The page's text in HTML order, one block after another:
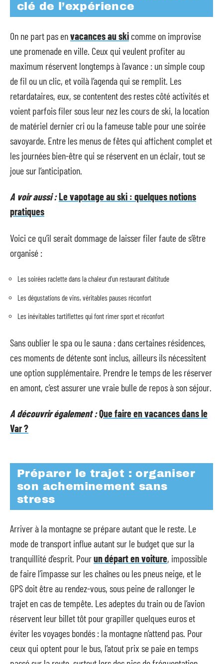
clé de l’expérience
On ne part pas envacances au ski comme on improvise
une promenade en ville. Ceux qui veulent profiter au
maximum réservent longtemps à l’avance : un simple coup
de fil ou un clic, et voilà l’agenda qui se remplit. Les
retardataires, eux, se contentent des restes côté activités et
voient parfois filer sous leur nez les cours de ski, la location
de matériel dernier cri ou la fameuse table pour une soirée
savoyarde. Entre les menus de fêtes qui affichent complet et
les journées bien-être qui se réservent en un éclair, tout se
joue sur l’anticipation.
A voir aussi :Le vapotage au ski : quelques notions
pratiques
Voici ce qu’il serait dommage de laisser filer faute de s’être
organisé :
Les soirées raclette dans la chaleur d’un restaurant d’altitude
Les dégustations de vins, véritables pauses réconfort
Les inévitables tartiflettes qui font rimer sport et réconfort
Sans oublier le spa ou le sauna : dans certaines résidences,
ces moments de détente sont inclus, ailleurs ils nécessitent
une option supplémentaire. Prendre le temps de les réserver
en amont, c’est assurer une vraie bulle de repos à son séjour.
A découvrir également :Que faire en vacances dans le
Var ?
Préparer le trajet : organiser
son acheminement sans
stress
Arriver à la montagne se prépare autant que le reste. Le
mode de transport influe autant sur le budget que sur la
tranquillité d’esprit. Pourun départ en voiture, impossible
de faire l’impasse sur les chaînes ou les pneus neige, et le
GPS doit être au rendez-vous, sous peine de rallonger le
trajet en cas de tempête. Les adeptes du train ou de l’avion
réservent leur billet tôt pour grapiller quelques euros et
éviter les voyages bondés : la montagne n’attend pas. Pour
ceux qui optent pour le bus, l’atout prix se paie en temps